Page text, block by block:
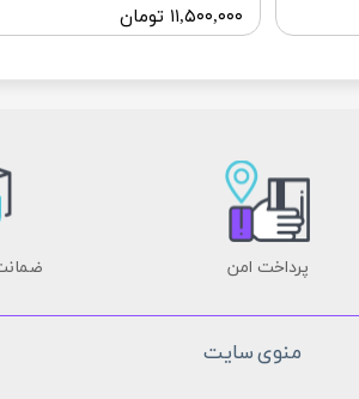
۱۱,۵۰۰,۰۰۰ تومان
پرداخت امن
منوی سایت